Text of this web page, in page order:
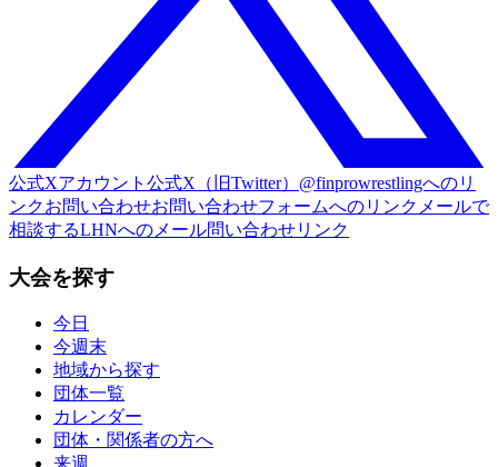
公式Xアカウント 公式X（旧Twitter）@finprowrestlingへのリ
ンクお問い合わせお問い合わせフォームへのリンク メールで
相談するLHNへのメール問い合わせリンク
大会を探す
今日
今週末
地域から探す
団体一覧
カレンダー
団体・関係者の方へ